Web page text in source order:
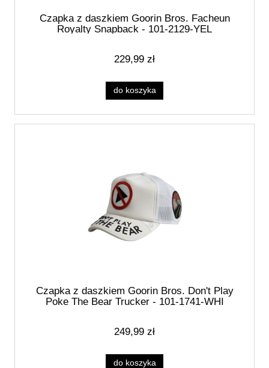
Czapka z daszkiem Goorin Bros. Facheun
Royalty Snapback - 101-2129-YEL
229,99 zł
do koszyka
Czapka z daszkiem Goorin Bros. Don't Play
Poke The Bear Trucker - 101-1741-WHI
249,99 zł
do koszyka